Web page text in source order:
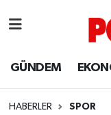
GÜNDEM
HABERLER SPOR
Ayvalık
Balıkesir